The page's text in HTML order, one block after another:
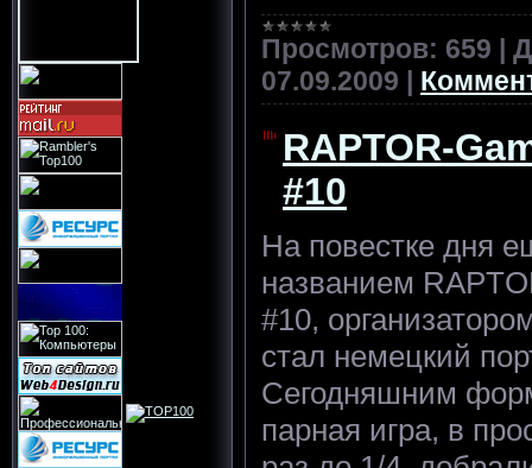
Просмотров: 659 |
07.09.2009 |
RAPTOR-
#10
На повестке дня
названием
#10,
стал немецкий
Сегодняшним
парная игра, в